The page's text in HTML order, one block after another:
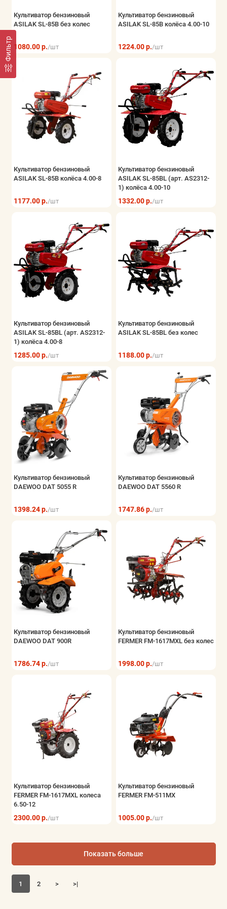
Фильтр
Культиватор бензиновый
ASILAK SL-85B без колес
1080.00 р./шт
Культиватор бензиновый
ASILAK SL-85B колёса 4.00-10
1224.00 р./шт
Культиватор бензиновый
ASILAK SL-85B колёса 4.00-8
1177.00 р./шт
Культиватор бензиновый
ASILAK SL-85BL (арт. AS2312-
1) колёса 4.00-10
1332.00 р./шт
Культиватор бензиновый
ASILAK SL-85BL (арт. AS2312-
1) колёса 4.00-8
1285.00 р./шт
Культиватор бензиновый
ASILAK SL-85BL без колес
1188.00 р./шт
Культиватор бензиновый
DAEWOO DAT 5055 R
1398.24 р./шт
Культиватор бензиновый
DAEWOO DAT 5560 R
1747.86 р./шт
Культиватор бензиновый
DAEWOO DAT 900R
1786.74 р./шт
Культиватор бензиновый
FERMER FM-1617MXL без колес
1998.00 р./шт
Культиватор бензиновый
FERMER FM-1617MXL колеса
6.50-12
2300.00 р./шт
Культиватор бензиновый
FERMER FM-511MX
1005.00 р./шт
1 2 > >|
Показать больше